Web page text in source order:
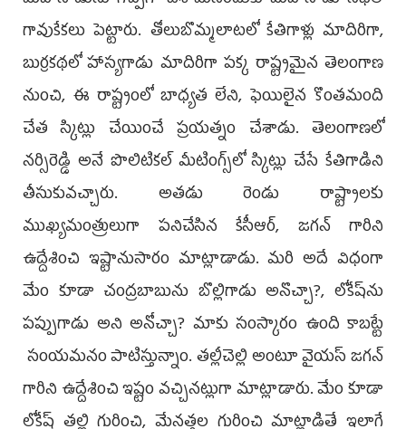
గావుకేకలు పెట్టారు. తోలుబొమ్మలాటలో కేతిగాళ్లు మాదిరిగా,
బుర్రకథలో హాస్యగాడు మాదిరిగా పక్క రాష్ట్రమైన తెలంగాణ
నుంచి, ఈ రాష్ట్రంలో బాధ్యత లేని, ఫెయిలైన కొంతమంది
చేత స్కిట్లు చేయించే ప్రయత్నం చేశాడు. తెలంగాణలో
నర్సిరెడ్డి అనే పొలిటికల్ మీటింగ్స్‌లో స్కిట్లు చేసే కేతిగాడిని
తీసుకువచ్చారు. అతడు రెండు రాష్ట్రాలకు
ముఖ్యమంత్రులుగా పనిచేసిన కేసీఆర్‌, జగన్‌ గారిని
ఉద్దేశించి ఇష్టానుసారం మాట్లాడాడు. మరి అదే విధంగా
మేం కూడా చంద్రబాబును బొల్లిగాడు అనొచ్చా?, లోకేష్‌ను
పప్పుగాడు అని అనోచ్చా? మాకు సంస్కారం ఉంది కాబట్టే
సంయమనం పాటిస్తున్నాం. తల్లీచెల్లి అంటూ వైయస్ జగన్‌
గారిని ఉద్దేశించి ఇష్టం వచ్చినట్లుగా మాట్లాడారు. మేం కూడా